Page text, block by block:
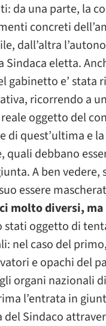
da una parte, la
concreti
dall’altra
Sindaca eletta.
gabinetto e’
ricorrendo a
reale oggetto del
di quest’ultima e
quali debbano
A ben
essere
molto diversi,
stati oggetto di
nel caso del
e opachi del
organi nazionali
l’entrata in
del Sindaco